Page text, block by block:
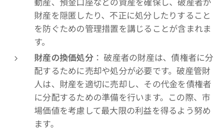
財産を隠匿したり、不正に処分したりすること
を防ぐための管理措置を講じることが含まれま
す。
財産の換価処分： 破産者の財産は、債権者に分
配するために売却や処分が必要です。破産管財
人は、財産を適切に売却し、その代金を債権者
に分配するための準備を行います。この際、市
場価値を考慮して最大限の利益を得るよう努め
ます。